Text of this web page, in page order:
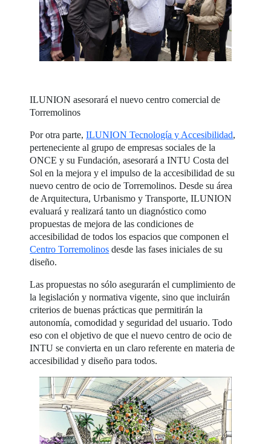
ILUNION asesorará el nuevo centro comercial de
Torremolinos
Por otra parte,ILUNION Tecnología y Accesibilidad,
perteneciente al grupo de empresas sociales de la
ONCE y su Fundación, asesorará a INTU Costa del
Sol en la mejora y el impulso de la accesibilidad de su
nuevo centro de ocio de Torremolinos. Desde su área
de Arquitectura, Urbanismo y Transporte, ILUNION
evaluará y realizará tanto un diagnóstico como
propuestas de mejora de las condiciones de
accesibilidad de todos los espacios que componen el
Centro Torremolinos desde las fases iniciales de su
diseño.
Las propuestas no sólo asegurarán el cumplimiento de
la legislación y normativa vigente, sino que incluirán
criterios de buenas prácticas que permitirán la
autonomía, comodidad y seguridad del usuario. Todo
eso con el objetivo de que el nuevo centro de ocio de
INTU se convierta en un claro referente en materia de
accesibilidad y diseño para todos.